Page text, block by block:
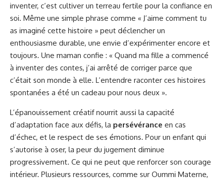
inventer, c’est cultiver un terreau fertile pour la confiance en
soi. Même une simple phrase comme « J’aime comment tu
as imaginé cette histoire » peut déclencher un
enthousiasme durable, une envie d’expérimenter encore et
toujours. Une maman confie : « Quand ma fille a commencé
à inventer des contes, j’ai arrêté de corriger parce que
c’était son monde à elle. L’entendre raconter ces histoires
spontanées a été un cadeau pour nous deux ».
L’épanouissement créatif nourrit aussi la capacité
d’adaptation face aux défis, la persévérance en cas
d’échec, et le respect de ses émotions. Pour un enfant qui
s’autorise à oser, la peur du jugement diminue
progressivement. Ce qui ne peut que renforcer son courage
intérieur. Plusieurs ressources, comme sur Oummi Materne,